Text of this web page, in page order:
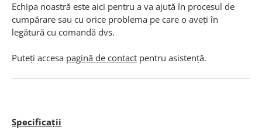
Echipa noastră este aici pentru a va ajută în procesul de
cumpărare sau cu orice problema pe care o aveți în
legătură cu comandă dvs.
Puteți accesa pagină de contact pentru asistență.
Specificații